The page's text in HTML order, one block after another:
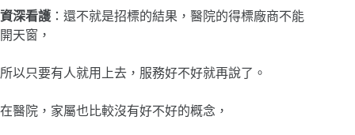
資深看護 ：還不就是招標的結果，醫院的得標廠商不能
開天窗，
所以只要有人就用上去，服務好不好就再說了。
在醫院，家屬也比較沒有好不好的概念，